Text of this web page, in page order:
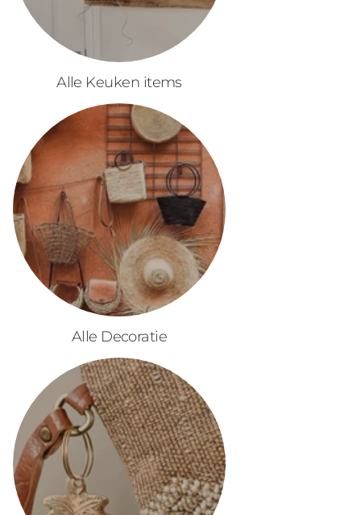
Alle Keuken items
Alle Decoratie